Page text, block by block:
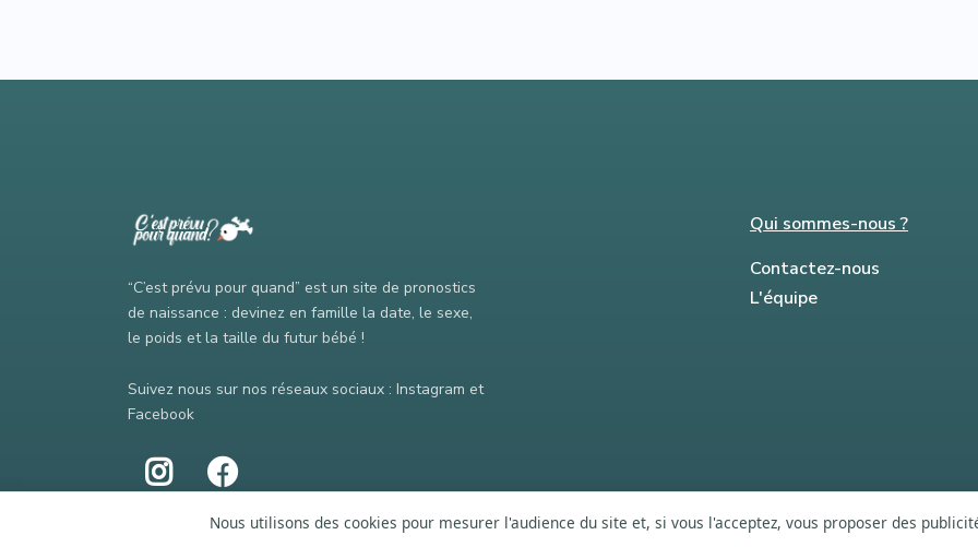
“C’est prévu pour quand” est un site de pronostics
de naissance : devinez en famille la date, le sexe,
le poids et la taille du futur bébé !
Suivez nous sur nos réseaux sociaux : Instagram et
Facebook
Qui sommes-nous ?
Contactez-nous
L'équipe
Nous utilisons des cookies pour mesurer l'audience du site et, si vous l'acceptez, vous proposer des